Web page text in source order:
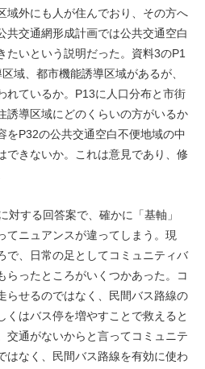
域外にも人が住んでおり、その方へ
共交通網形成計画では公共交通空白
たいという説明だった。資料3のP1
域、都市機能誘導区域があるが、
れているか。P13に人口分布と市街
誘導区域にどのくらいの方がいるか
をP32の公共交通空白不便地域の中
できないか。これは意見であり、修
対する回答案で、確かに「基軸」
てニュアンスが違ってしまう。現
で、日常の足としてコミュニティバ
らったところがいくつかあった。コ
らせるのではなく、民間バス路線の
くはバス停を増やすことで救えると
交通がないからと言ってコミュニテ
はなく、民間バス路線を有効に使わ